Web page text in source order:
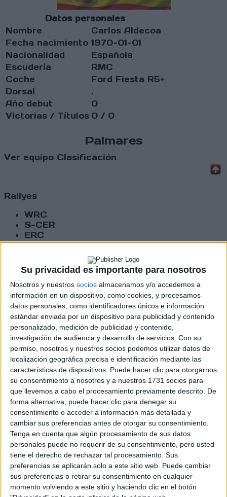
Su privacidad es importante para nosotros
Nosotros y nuestros socios almacenamos y/o accedemos a
información en un dispositivo, como cookies, y procesamos
datos personales, como identificadores únicos e información
estándar enviada por un dispositivo para publicidad y contenido
personalizado, medición de publicidad y contenido,
investigación de audiencia y desarrollo de servicios. Con su
permiso, nosotros y nuestros socios podemos utilizar datos de
localización geográfica precisa e identificación mediante las
características de dispositivos. Puede hacer clic para otorgarnos
su consentimiento a nosotros y a nuestros 1731 socios para
que llevemos a cabo el procesamiento previamente descrito. De
forma alternativa, puede hacer clic para denegar su
consentimiento o acceder a información más detallada y
cambiar sus preferencias antes de otorgar su consentimiento.
Tenga en cuenta que algún procesamiento de sus datos
personales puede no requerir de su consentimiento, pero usted
tiene el derecho de rechazar tal procesamiento. Sus
preferencias se aplicarán solo a este sitio web. Puede cambiar
sus preferencias o retirar su consentimiento en cualquier
momento volviendo a este sitio y haciendo clic en el botón
Datos personales
Nombre
Carlos Aldecoa
Fecha nacimiento 1970-01-01
Nacionalidad
Española
Escudería
RMC
Coche
Ford Fiesta R5+
Dorsal
.
Año debut
0
Victorias / Títulos 0 / 0
Palmares
Ver equipo Clasificación
Rallyes
WRC
S-CER
ERC
CERA
Internacionales
Campeonatos Autonómicos
Históricos
Dakar
RallyCross
Circuitos
F1
Fórmula E
F2 / F3 / F4
Resistencia
Indycar
Otros
Producto
Producto
Web pensada para poder ofrecer diferentes
productos propios y ajenos para que los
aficionados los puedan adquirir